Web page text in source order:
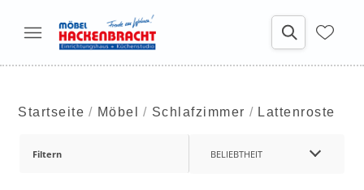
Startseite Möbel Schlafzimmer Lattenroste
Filtern BELIEBTHEIT